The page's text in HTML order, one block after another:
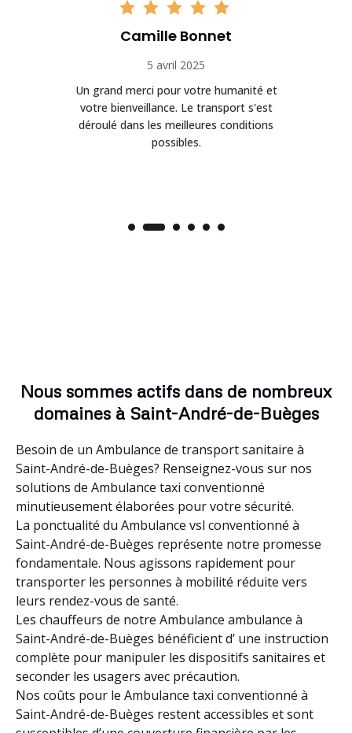
Camille Bonnet
5 avril 2025
Un grand merci pour votre humanité et
votre bienveillance. Le transport s'est
déroulé dans les meilleures conditions
possibles.
Nous sommes actifs dans de nombreux
domaines à Saint-André-de-Buèges
Besoin de un Ambulance de transport sanitaire à
Saint-André-de-Buèges? Renseignez-vous sur nos
solutions de Ambulance taxi conventionné
minutieusement élaborées pour votre sécurité.
La ponctualité du Ambulance vsl conventionné à
Saint-André-de-Buèges représente notre promesse
fondamentale. Nous agissons rapidement pour
transporter les personnes à mobilité réduite vers
leurs rendez-vous de santé.
Les chauffeurs de notre Ambulance ambulance à
Saint-André-de-Buèges bénéficient d’ une instruction
complète pour manipuler les dispositifs sanitaires et
seconder les usagers avec précaution.
Nos coûts pour le Ambulance taxi conventionné à
Saint-André-de-Buèges restent accessibles et sont